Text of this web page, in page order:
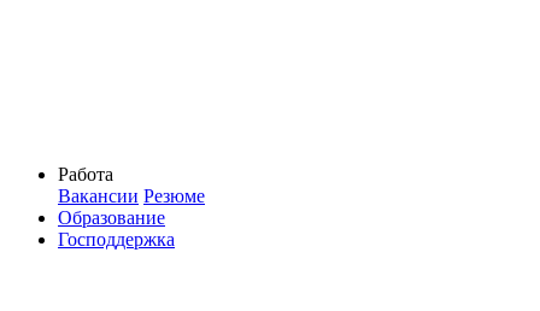
Работа
Вакансии Резюме
Образование
Господдержка